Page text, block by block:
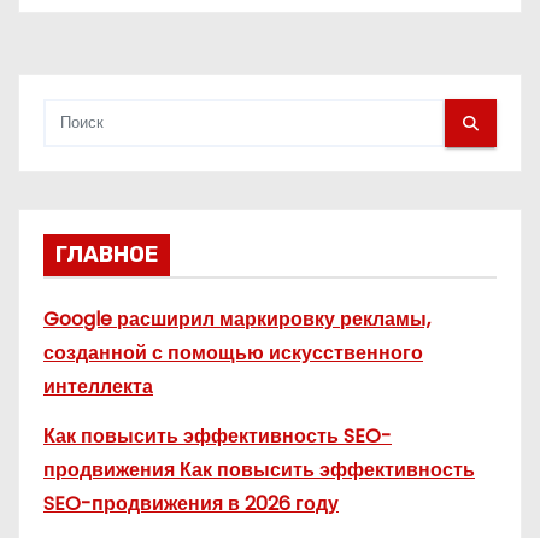
ГЛАВНОЕ
Google расширил маркировку рекламы,
созданной с помощью искусственного
интеллекта
Как повысить эффективность SEO-
продвижения Как повысить эффективность
SEO-продвижения в 2026 году